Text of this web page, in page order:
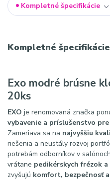
Kompletné špecifikácie
Kompletné špecifikácie
Exo modré brúsne
20ks
EXO je renomovaná značka
vybavenie a príslušenstvo
Zameriava sa na najvyššiu
riešenia a neustály rozvoj
potrebám odborníkov v
vrátane pedikérskych frézok
zvyšujú komfort, bezpečnosť